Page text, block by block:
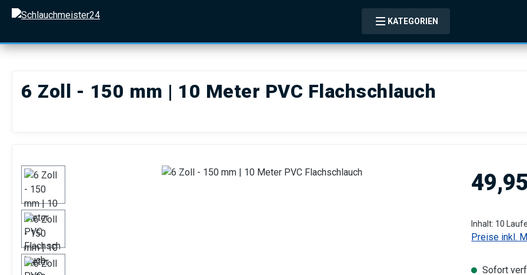
Hauptinhalt springen
Zur Suche springen
Zur Hauptnavigation springen
KATEGORIEN
6 Zoll - 150 mm | 10 Meter PVC Flachschlauch
Regulärer
Inhalt: 10
Preise inkl.
Sofort